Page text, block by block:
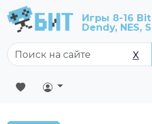
Игры 8-16 Bit
Dendy, NES,
X